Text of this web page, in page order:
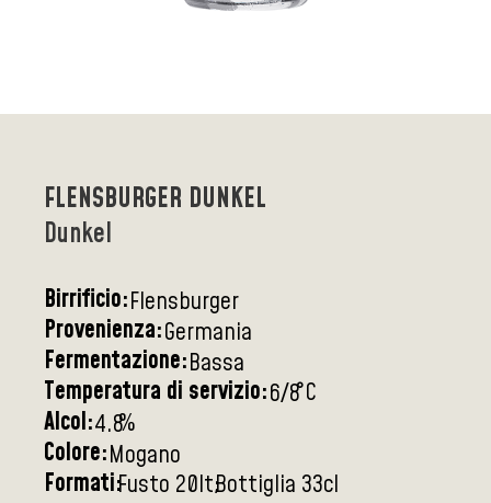
FLENSBURGER DUNKEL
Dunkel
Birrificio:Flensburger
Provenienza:Germania
Fermentazione:Bassa
Temperatura di servizio:6/8°C
Alcol:4.8%
Colore:Mogano
Formati:Fusto 20ltBottiglia 33cl